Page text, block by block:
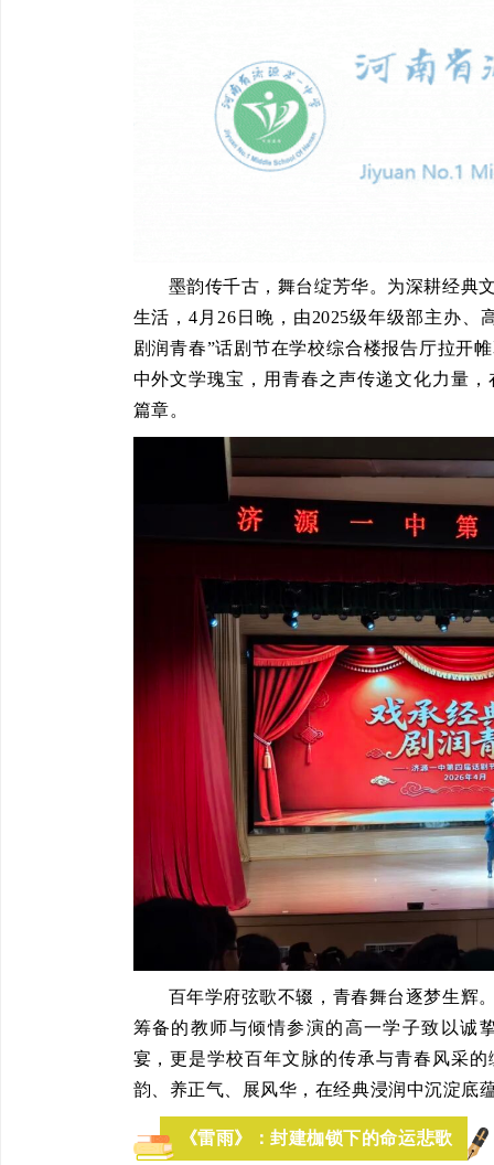
墨韵传千古，舞台绽芳华。为深耕经典
生活，4月26日晚，由2025级年级部主办
剧润青春”话剧节在学校综合楼报告厅拉开
中外文学瑰宝，用青春之声传递文化力量
篇章。
百年学府弦歌不辍，青春舞台逐梦生辉
筹备的教师与倾情参演的高一学子致以诚
宴，更是学校百年文脉的传承与青春风采
韵、养正气、展风华，在经典浸润中沉淀底
《雷雨》：封建枷锁下的命运悲歌